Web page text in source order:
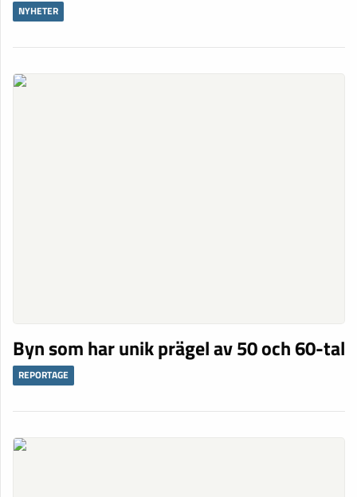
NYHETER
Byn som har unik prägel av 50 och 60-tal
REPORTAGE